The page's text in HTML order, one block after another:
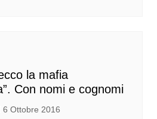
la mafia
Con nomi e cognomi
6 Ottobre 2016